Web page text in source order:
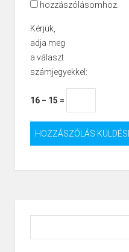
hozzászólásomhoz.
Kérjük,
adja meg
a választ
számjegyekkel:
16 − 15 =